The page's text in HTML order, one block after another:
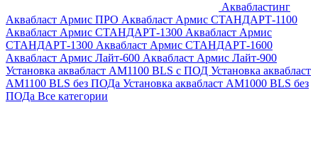
Аквабластинг
Аквабласт Армис ПРО Аквабласт Армис СТАНДАРТ-1100
Аквабласт Армис СТАНДАРТ-1300 Аквабласт Армис
СТАНДАРТ-1300 Аквабласт Армис СТАНДАРТ-1600
Аквабласт Армис Лайт-600 Аквабласт Армис Лайт-900
Установка аквабласт AM1100 BLS с ПОД Установка аквабласт
AM1100 BLS без ПОДа Установка аквабласт AM1000 BLS без
ПОДа Все категории